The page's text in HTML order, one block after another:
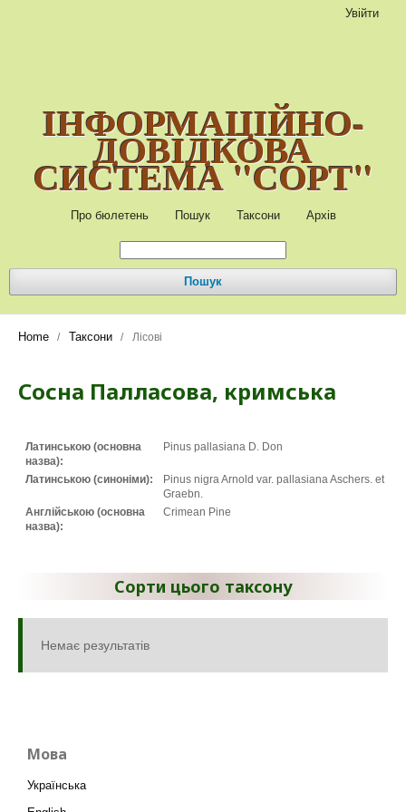
ІНФОРМАЦІЙНО-
ДОВІДКОВА
СИСТЕМА "СОРТ"
Про бюлетень Пошук Таксони Архів
Пошук
Увійти
Home / Таксони / Лісові
Сосна Палласова, кримська
Латинською (основна
назва):
Pinus pallasiana D. Don
Латинською (синоніми):
Pinus nigra Arnold var. pallasiana Aschers. et
Graebn.
Англійською (основна
назва):
Crimean Pine
Сорти цього таксону
Немає результатів
Мова
Українська